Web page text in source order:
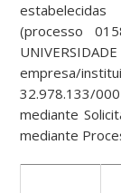
(processo
empresa/
32.978.133/
mediante
mediante